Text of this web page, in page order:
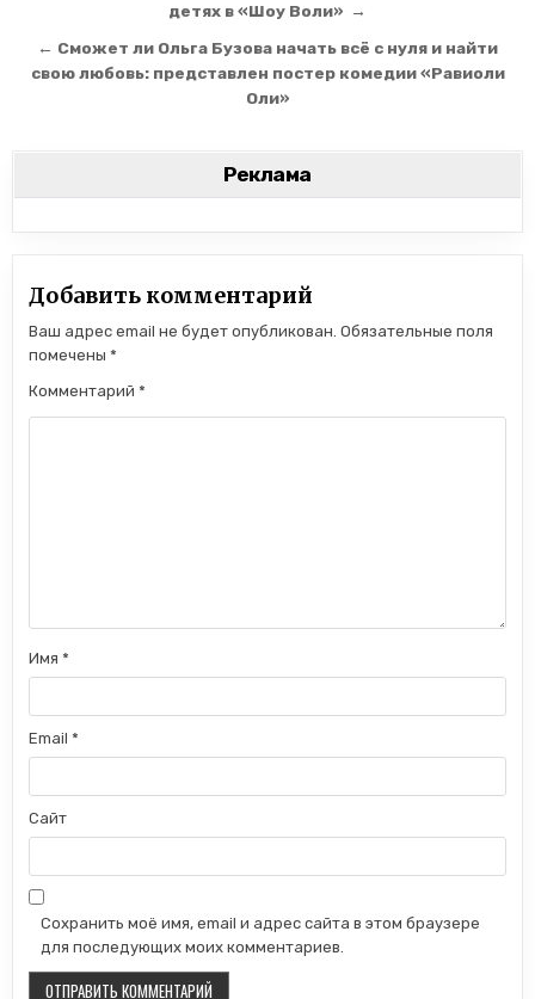
детях в «Шоу Воли» →
← Сможет ли Ольга Бузова начать всё с нуля и найти
свою любовь: представлен постер комедии «Равиоли
Оли»
Реклама
Добавить комментарий
Ваш адрес email не будет опубликован. Обязательные поля
помечены*
Комментарий*
Имя*
Email*
Сайт
Сохранить моё имя, email и адрес сайта в этом браузере
для последующих моих комментариев.